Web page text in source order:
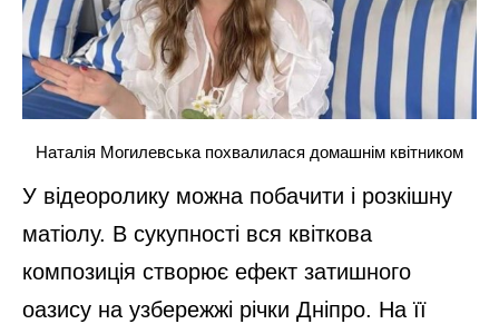
Наталія Могилевська похвалилася домашнім квітником
У відеоролику можна побачити і розкішну
матіолу. В сукупності вся квіткова
композиція створює ефект затишного
оазису на узбережжі річки Дніпро. На її